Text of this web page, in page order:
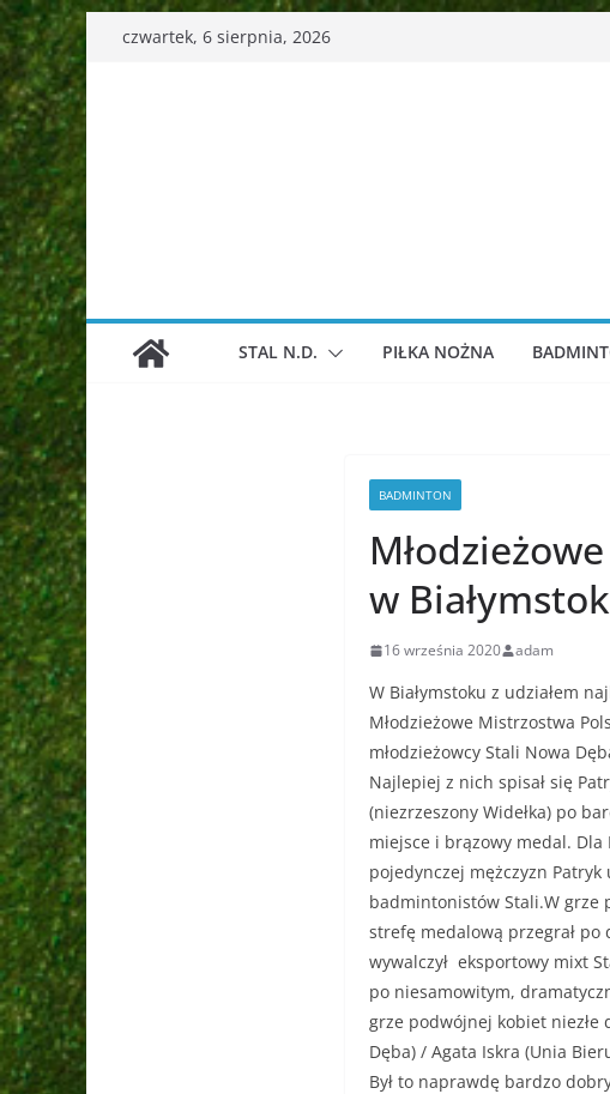
Przejdź
treści
czwartek, 6 sierpnia, 2026
STAL N.D. PIŁKA NOŻNA
BADMINTON
w
16 września 2020 adam
W Białymstoku z udziałem
Młodzieżowe Mistrzostwa
młodzieżowcy Stali Nowa
Najlepiej z nich spisał się
(niezrzeszony Widełka) po
miejsce i brązowy medal. Dla
pojedynczej mężczyzn Patryk
badmintonistów Stali.W grze
strefę medalową przegrał
wywalczył eksportowy mixt
po niesamowitym,
grze podwójnej kobiet niezłe
Dęba) / Agata Iskra (Unia
Był to naprawdę bardzo